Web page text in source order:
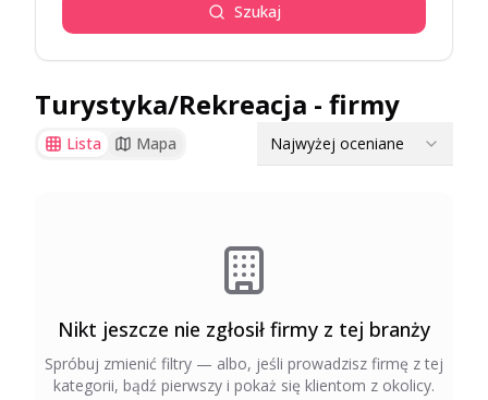
Szukaj
Turystyka/Rekreacja - firmy
Lista Mapa Najwyżej oceniane
Nikt jeszcze nie zgłosił firmy z tej branży
Spróbuj zmienić filtry — albo, jeśli prowadzisz firmę z tej
kategorii, bądź pierwszy i pokaż się klientom z okolicy.